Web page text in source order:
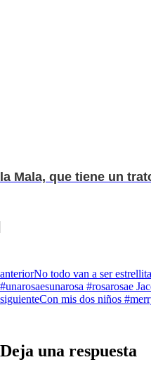
la Mala, que tiene un
anteriorNo todo van a ser
#unarosaesunarosa #rosarosae
siguienteCon mis dos niños
Deja una respuesta